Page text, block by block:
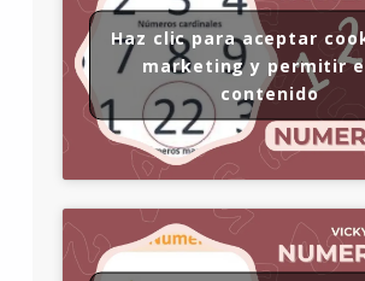
Haz clic para aceptar
marketing y permitir
contenido